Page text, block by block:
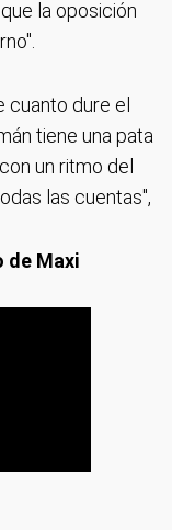
la oposición
cuanto dure el
tiene una pata
un ritmo del
las cuentas",
de Maxi